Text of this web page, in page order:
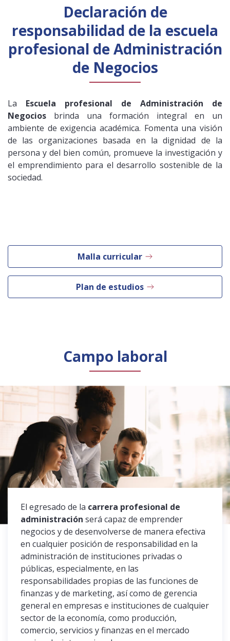
Declaración de
responsabilidad de la escuela
profesional de Administración
de Negocios
La Escuela profesional de Administración de
Negocios brinda una formación integral en un
ambiente de exigencia académica. Fomenta una visión
de las organizaciones basada en la dignidad de la
persona y del bien común, promueve la investigación y
el emprendimiento para el desarrollo sostenible de la
sociedad.
Malla curricular
Plan de estudios
Campo laboral
El egresado de la carrera profesional de
administración será capaz de emprender
negocios y de desenvolverse de manera efectiva
en cualquier posición de responsabilidad en la
administración de instituciones privadas o
públicas, especialmente, en las
responsabilidades propias de las funciones de
finanzas y de marketing, así como de gerencia
general en empresas e instituciones de cualquier
sector de la economía, como producción,
comercio, servicios y finanzas en el mercado